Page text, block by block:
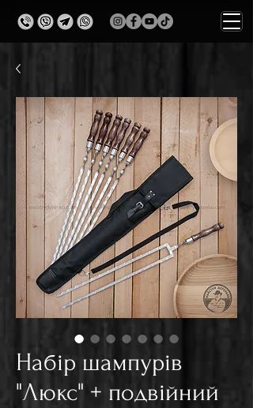
Набір шампурів
"Люкс" + подвійний